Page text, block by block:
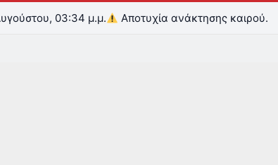
03:34 μ.μ. Αποτυχία ανάκτησης καιρού.